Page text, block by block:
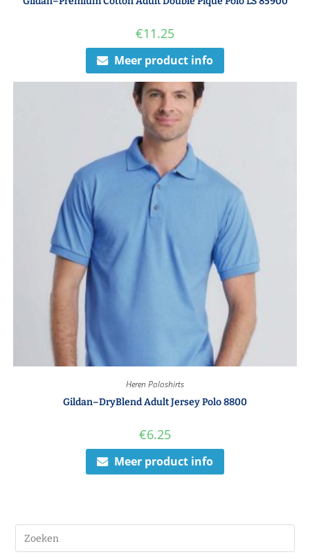
€11.25
Meer product info
Heren Poloshirts
Gildan–DryBlend Adult Jersey Polo 8800
€6.25
Meer product info